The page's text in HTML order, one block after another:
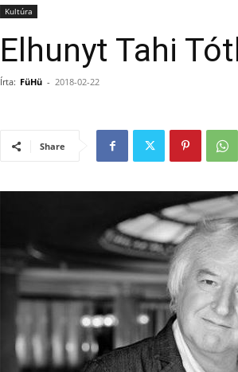
Kultúra
Elhunyt Tahi
Írta: FüHü - 2018-02-22
Share